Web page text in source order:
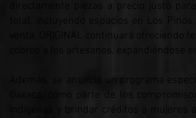
directamente piezas a precio justo
total, incluyendo espacios en Los
venta. ORIGINAL continuará ofreciendo
cobros a los artesanos, expandiéndose
Además, se anunció un programa
Oaxaca, como parte de los
indígenas y brindar créditos a mujeres